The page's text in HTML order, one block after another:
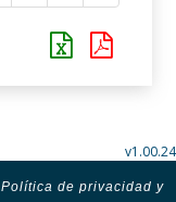
v1.00.24
Política de privacidad y